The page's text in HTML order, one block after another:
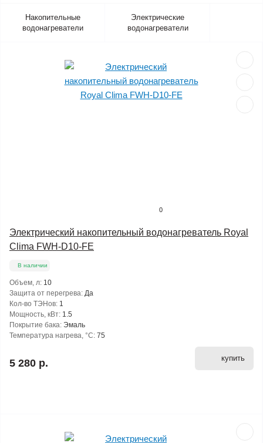
Накопительные
водонагреватели
Электрические
водонагреватели
0
Электрический накопительный водонагреватель Royal
Clima FWH-D10-FE
В наличии
Объем, л: 10
Защита от перегрева: Да
Кол-во ТЭНов: 1
Мощность, кВт: 1.5
Покрытие бака: Эмаль
Температура нагрева, °С: 75
5 280 р. купить